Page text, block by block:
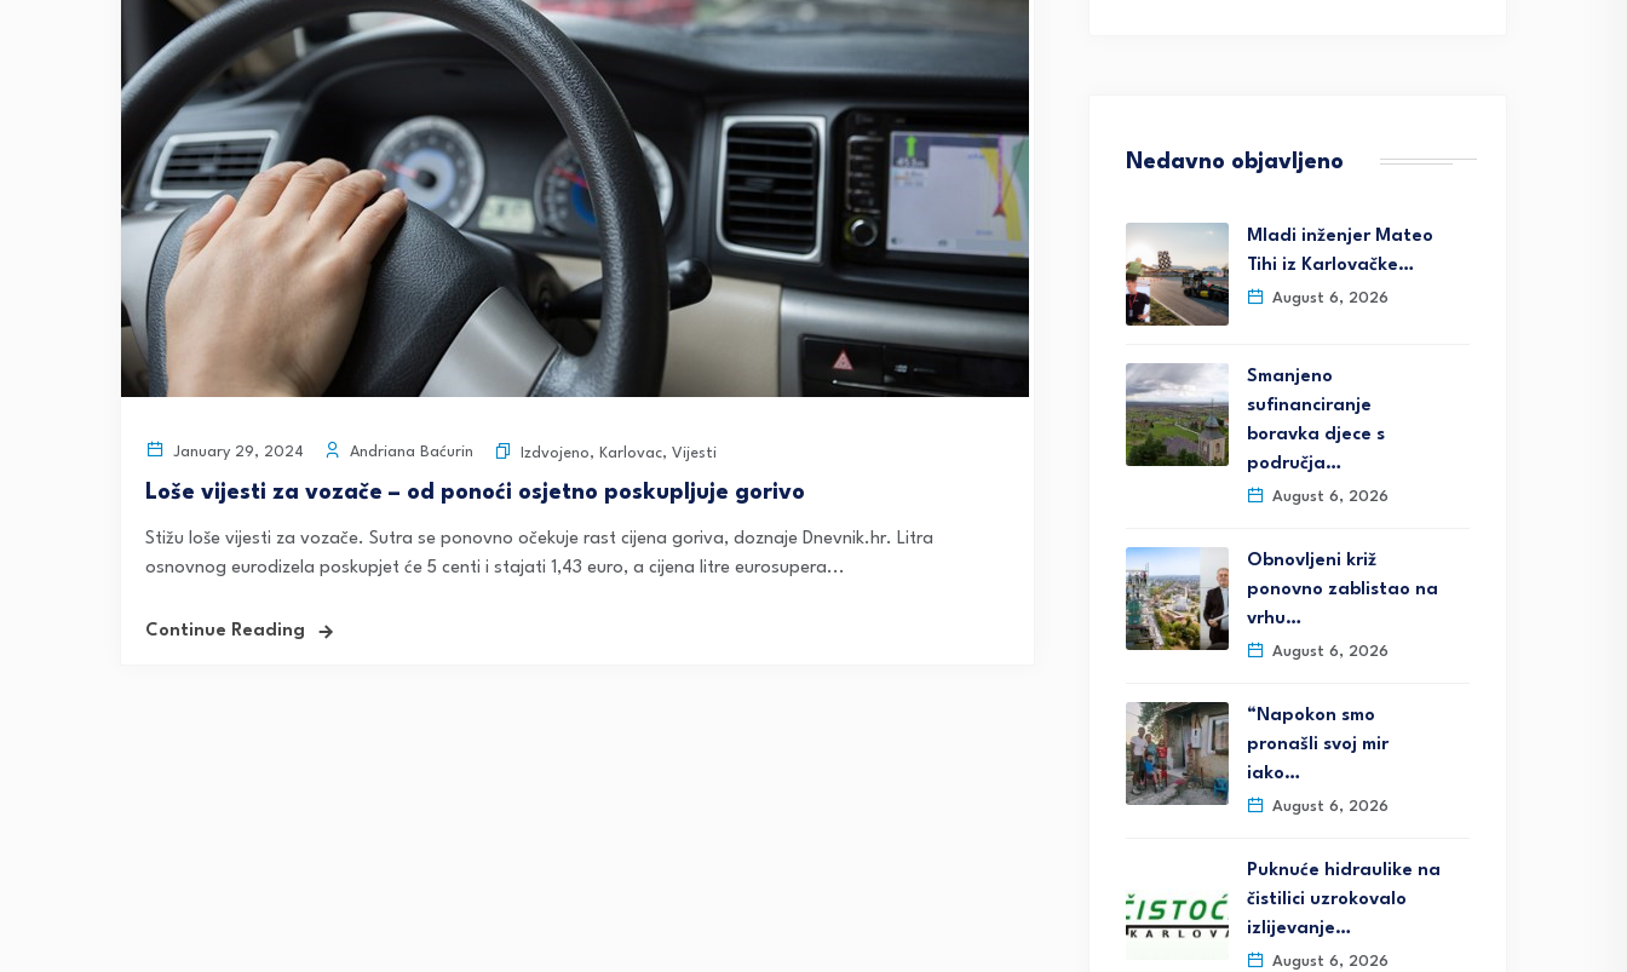
January 29, 2024 Andriana Baćurin Izdvojeno, Karlovac, Vijesti
Loše vijesti za vozače – od ponoći osjetno poskupljuje gorivo
Stižu loše vijesti za vozače. Sutra se ponovno očekuje rast cijena goriva, doznaje Dnevnik.hr. Litra
osnovnog eurodizela poskupjet će 5 centi i stajati 1,43 euro, a cijena litre eurosupera...
Continue Reading
Nedavno objavljeno
Mladi inženjer Mateo
Tihi iz Karlovačke…
August 6, 2026
Smanjeno
sufinanciranje
boravka djece s
područja…
August 6, 2026
Obnovljeni križ
ponovno zablistao na
vrhu…
August 6, 2026
“Napokon smo
pronašli svoj mir
iako…
August 6, 2026
Puknuće hidraulike na
čistilici uzrokovalo
izlijevanje…
August 6, 2026